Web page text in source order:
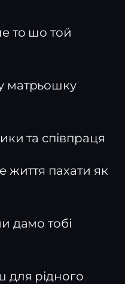
то шо той
матрьошку
та співпраця
життя пахати як
дамо тобі
для рідного